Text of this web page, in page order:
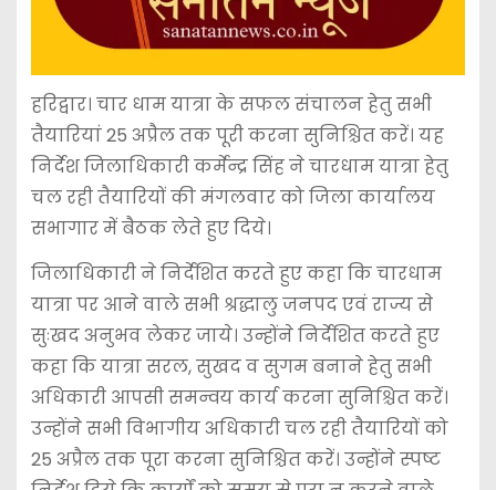
हरिद्वार। चार धाम यात्रा के सफल संचालन हेतु सभी
तैयारियां 25 अप्रैल तक पूरी करना सुनिश्चित करें। यह
निर्देश जिलाधिकारी कर्मेन्द्र सिंह ने चारधाम यात्रा हेतु
चल रही तैयारियों की मंगलवार को जिला कार्यालय
सभागार में बैठक लेते हुए दिये।
जिलाधिकारी ने निर्देशित करते हुए कहा कि चारधाम
यात्रा पर आने वाले सभी श्रद्धालु जनपद एवं राज्य से
सुःखद अनुभव लेकर जाये। उन्होंने निर्देशित करते हुए
कहा कि यात्रा सरल, सुखद व सुगम बनाने हेतु सभी
अधिकारी आपसी समन्वय कार्य करना सुनिश्चित करें।
उन्होंने सभी विभागीय अधिकारी चल रही तैयारियों को
25 अप्रैल तक पूरा करना सुनिश्चित करें। उन्होंने स्पष्ट